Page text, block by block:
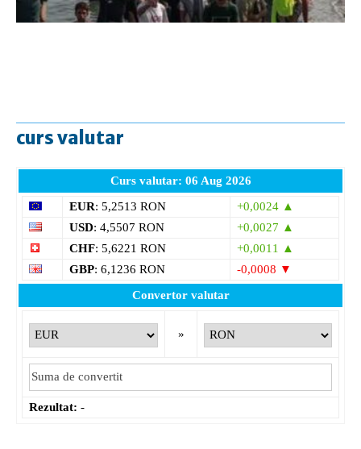
curs valutar
Curs valutar: 06 Aug 2026
EUR: 5,2513 RON
+0,0024 ▲
USD: 4,5507 RON
+0,0027 ▲
CHF: 5,6221 RON
+0,0011 ▲
GBP: 6,1236 RON
-0,0008 ▼
Convertor valutar
»
Rezultat: -